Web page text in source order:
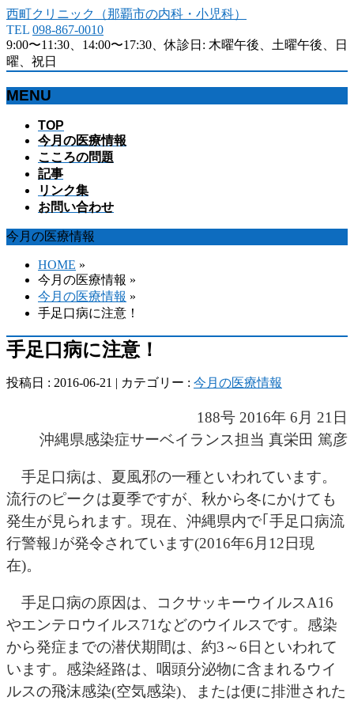
西町クリニック（那覇市の内科・小児科）
TEL 098-867-0010
9:00〜11:30、14:00〜17:30、休診日: 木曜午後、土曜午後、日
曜、祝日
MENU
ば
す
TOP
今月の医療情報
こころの問題
記事
リンク集
お問い合わせ
今月の医療情報
HOME »
今月の医療情報 »
今月の医療情報 »
手足口病に注意！
手足口病に注意！
投稿日 : 2016-06-21 | カテゴリー : 今月の医療情報
188号 2016年 6月 21日
沖縄県感染症サーベイランス担当 真栄田 篤彦
手足口病は、夏風邪の一種といわれています。
流行のピークは夏季ですが、秋から冬にかけても
発生が見られます。現在、沖縄県内で｢手足口病流
行警報｣が発令されています(2016年6月12日現
在)。
手足口病の原因は、コクサッキーウイルスA16
やエンテロウイルス71などのウイルスです。感染
から発症までの潜伏期間は、約3～6日といわれて
います。感染経路は、咽頭分泌物に含まれるウイ
ルスの飛沫感染(空気感染)、または便に排泄された